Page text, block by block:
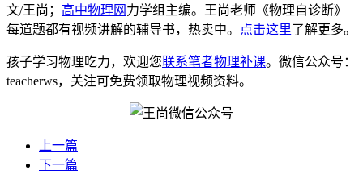
文/王尚； 高中物理网 力学组主编。王尚老师《物理自诊断》
每道题都有视频讲解的辅导书，热卖中。
点击这里了解更多。
孩子学习物理吃力，欢迎您联系笔者物理补课。微信公众号：
teacherws，关注可免费领取物理视频资料。
上一篇
下一篇